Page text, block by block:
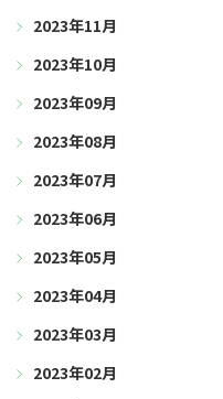
2023年11月
2023年10月
2023年09月
2023年08月
2023年07月
2023年06月
2023年05月
2023年04月
2023年03月
2023年02月